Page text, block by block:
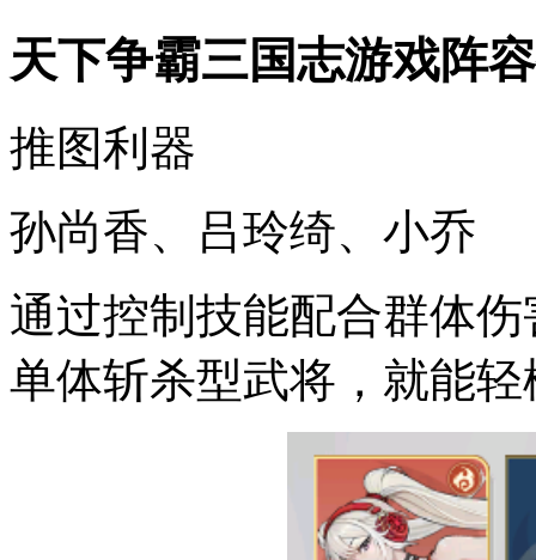
天下争霸三国志游戏阵
推图利器
孙尚香、吕玲绮、小乔
通过控制技能配合群体
单体斩杀型武将，就能